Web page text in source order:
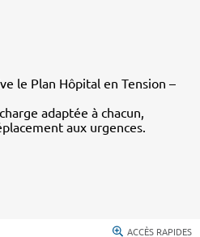
le Plan Hôpital en Tension –
adaptée à chacun,
aux urgences.
ACCÈS RAPIDES